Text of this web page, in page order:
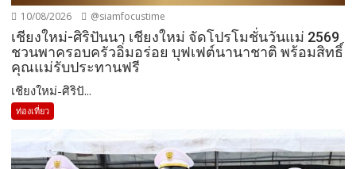
10/08/2026 @siamfocustime
เชียงใหม่-ศิริปันนา เชียงใหม่ จัดโปรโมชั่นวันแม่ 2569
ชวนพาครอบครัวอิ่มอร่อย บุฟเฟต์นานาชาติ พร้อมสิทธิ์
คุณแม่รับประทานฟรี
เชียงใหม่-ศิริปั...
ท่องเที่ยว